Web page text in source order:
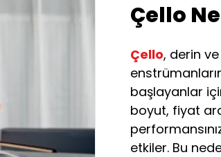
Çello
Çello, derin
başlayanlar
boyut, fiyat
etkiler. Bu